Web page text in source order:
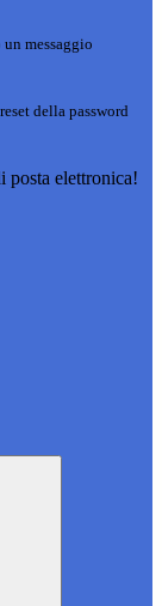
messaggio
della password
posta elettronica!